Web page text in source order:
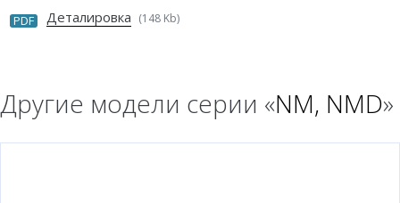
PDF Деталировка (148 Kb)
Другие модели серии «NM, NMD»